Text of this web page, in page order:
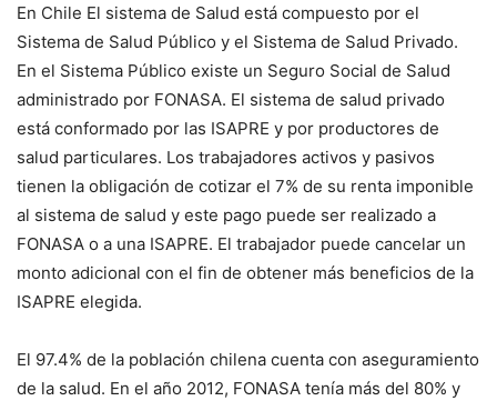
En Chile El sistema de Salud está compuesto por el
Sistema de Salud Público y el Sistema de Salud Privado.
En el Sistema Público existe un Seguro Social de Salud
administrado por FONASA. El sistema de salud privado
está conformado por las ISAPRE y por productores de
salud particulares. Los trabajadores activos y pasivos
tienen la obligación de cotizar el 7% de su renta imponible
al sistema de salud y este pago puede ser realizado a
FONASA o a una ISAPRE. El trabajador puede cancelar un
monto adicional con el fin de obtener más beneficios de la
ISAPRE elegida.
El 97.4% de la población chilena cuenta con aseguramiento
de la salud. En el año 2012, FONASA tenía más del 80% y